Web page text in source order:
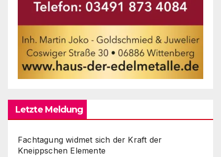
Letzte Meldung
Fachtagung widmet sich der Kraft der
Kneippschen Elemente